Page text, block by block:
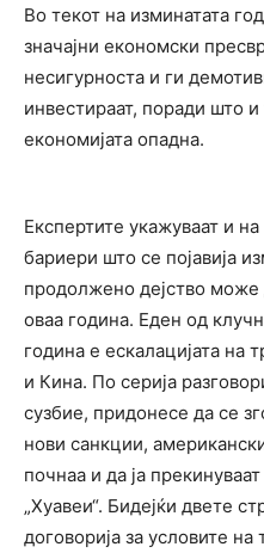
Во текот на изминатата
значајни економски
несигурноста и ги
инвестираат, поради што
економијата опадна.
Експертите укажуваат и
бариери што се појавија
продолжено дејство може
оваа година. Еден од
година е ескалацијата на
и Кина. По серија
сузбие, придонесе да се
нови санкции,
почнаа и да ја
„Хуавеи“. Бидејќи двете
договорија за условите